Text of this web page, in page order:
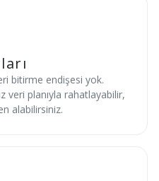
bitirme endişesi yok.
veri planıyla rahatlayabilir,
alabilirsiniz.